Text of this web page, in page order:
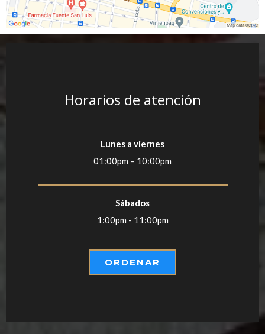
Horarios de atención
Lunes a viernes
01:00pm – 10:00pm
Sábados
1:00pm - 11:00pm
ORDENAR